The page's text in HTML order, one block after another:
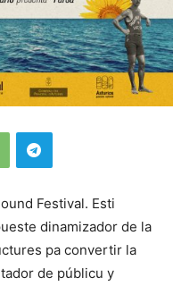
Festival. Esti
dinamizador de la
pa convertir la
de públicu y